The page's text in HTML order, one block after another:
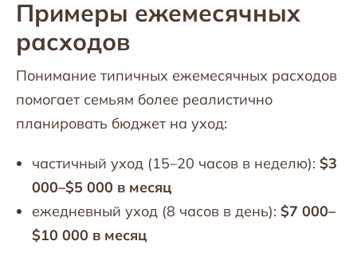
Примеры ежемесячных
расходов
Понимание типичных ежемесячных расходов
помогает семьям более реалистично
планировать бюджет на уход:
частичный уход (15–20 часов в неделю): $3
000–$5 000 в месяц
ежедневный уход (8 часов в день): $7 000–
$10 000 в месяц